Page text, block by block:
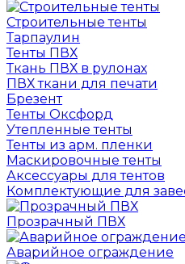
Строительные тенты
Тарпаулин
Тенты ПВХ
Ткань ПВХ в рулонах
ПВХ ткани для печати
Брезент
Тенты Оксфорд
Утепленные тенты
Тенты из арм. пленки
Маскировочные тенты
Аксессуары для тентов
Комплектующие для
Прозрачный ПВХ
Аварийное ограждение